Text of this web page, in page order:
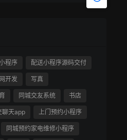
程序 配送小程序源码交付
开发 写真
同城交友系统 书店
聊天app 上门预约小程序
同城预约家电维修小程序